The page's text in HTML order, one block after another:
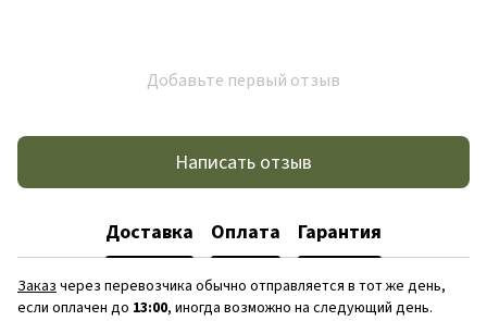
Добавьте первый отзыв
Написать отзыв
Доставка Оплата Гарантия
Заказчерез перевозчика обычно отправляется в тот же день,
если оплачен до 13:00, иногда возможно на следующий день.